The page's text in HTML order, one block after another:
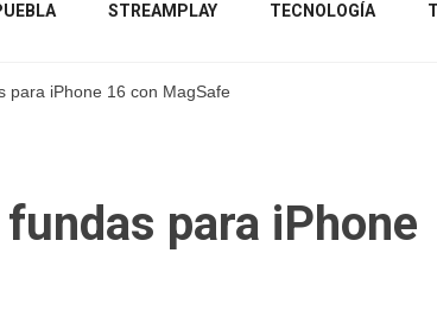
STREAMPLAY TECNOLOGÍA
para iPhone 16 con MagSafe
para iPhone